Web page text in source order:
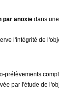
par anoxie dans
l'intégrité de
prélèvements
par l'étude de